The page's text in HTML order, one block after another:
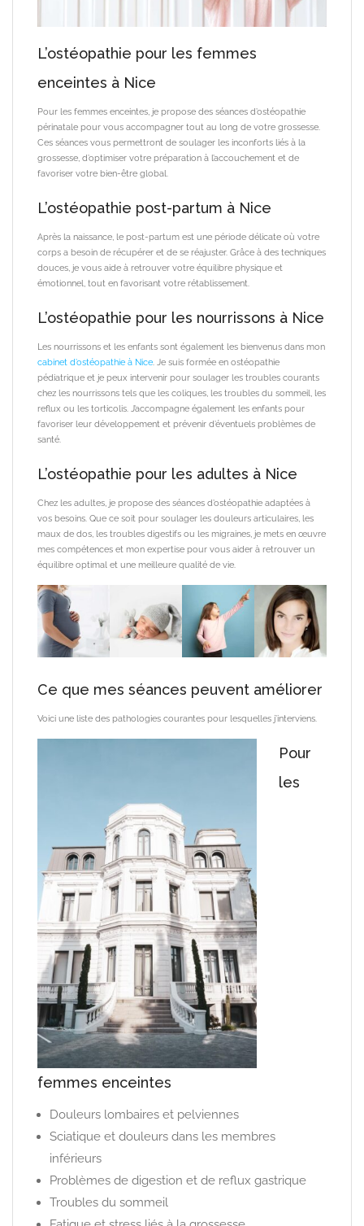
L’ostéopathie pour les femmes
enceintes à Nice
Pour les femmes enceintes, je propose des séances d’ostéopathie
périnatale pour vous accompagner tout au long de votre grossesse.
Ces séances vous permettront de soulager les inconforts liés à la
grossesse, d’optimiser votre préparation à l’accouchement et de
favoriser votre bien-être global.
L’ostéopathie post-partum à Nice
Après la naissance, le post-partum est une période délicate où votre
corps a besoin de récupérer et de se réajuster. Grâce à des techniques
douces, je vous aide à retrouver votre équilibre physique et
émotionnel, tout en favorisant votre rétablissement.
L’ostéopathie pour les nourrissons à Nice
Les nourrissons et les enfants sont également les bienvenus dans mon
cabinet d’ostéopathie à Nice . Je suis formée en ostéopathie
pédiatrique et je peux intervenir pour soulager les troubles courants
chez les nourrissons tels que les coliques, les troubles du sommeil, les
reflux ou les torticolis. J’accompagne également les enfants pour
favoriser leur développement et prévenir d’éventuels problèmes de
santé.
L’ostéopathie pour les adultes à Nice
Chez les adultes, je propose des séances d’ostéopathie adaptées à
vos besoins. Que ce soit pour soulager les douleurs articulaires, les
maux de dos, les troubles digestifs ou les migraines, je mets en œuvre
mes compétences et mon expertise pour vous aider à retrouver un
équilibre optimal et une meilleure qualité de vie.
Ce que mes séances peuvent améliorer
Voici une liste des pathologies courantes pour lesquelles j’interviens.
Pour
les
femmes enceintes
Douleurs lombaires et pelviennes
Sciatique et douleurs dans les membres
inférieurs
Problèmes de digestion et de reflux gastrique
Troubles du sommeil